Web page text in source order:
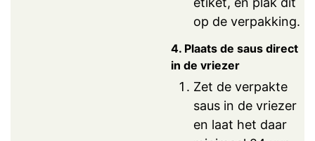
op de verpakking.
4. Plaats de saus direct
in de vriezer
Zet de verpakte
saus in de vriezer
en laat het daar